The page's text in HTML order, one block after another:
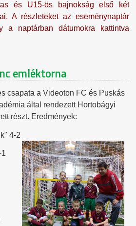
és U15-ös bajnokság első két
A részleteket az eseménynaptár
a naptárban dátumokra kattintva
emléktorna
csapata a Videoton FC és Puskás
által rendezett Hortobágyi
részt. Eredmények:
4-2